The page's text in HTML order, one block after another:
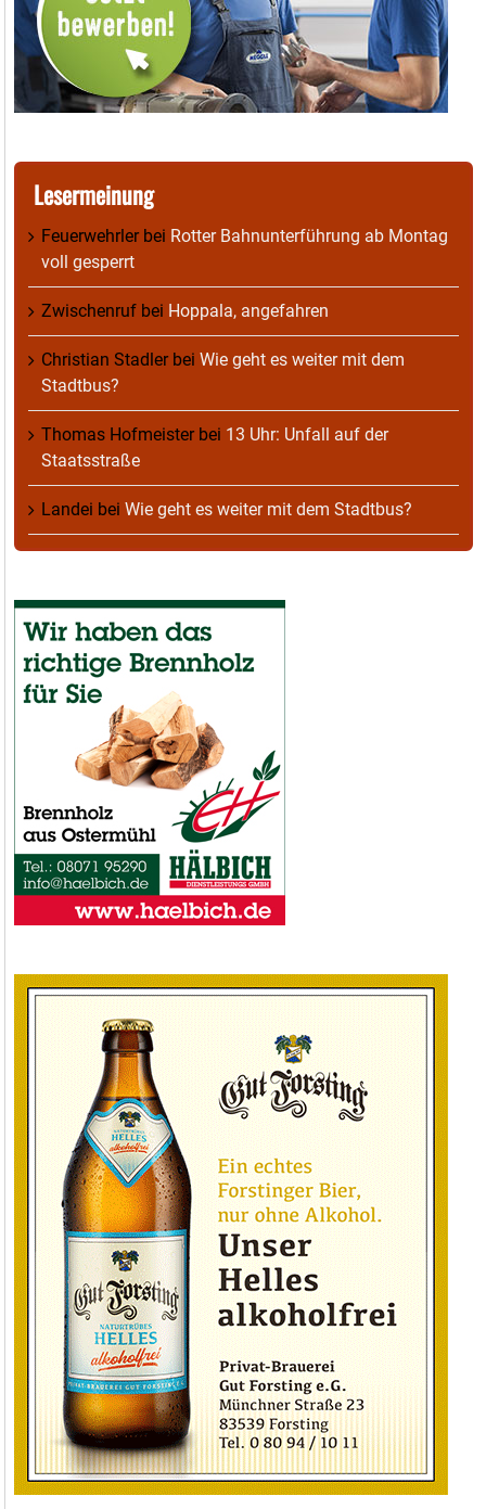
Lesermeinung
Feuerwehrlerbei Rotter Bahnunterführung ab Montag
voll gesperrt
Zwischenruf bei Hoppala, angefahren
Christian Stadlerbei Wie geht es weiter mit dem
Stadtbus?
Thomas Hofmeisterbei 13 Uhr: Unfall auf der
Staatsstraße
Landei bei Wie geht es weiter mit dem Stadtbus?